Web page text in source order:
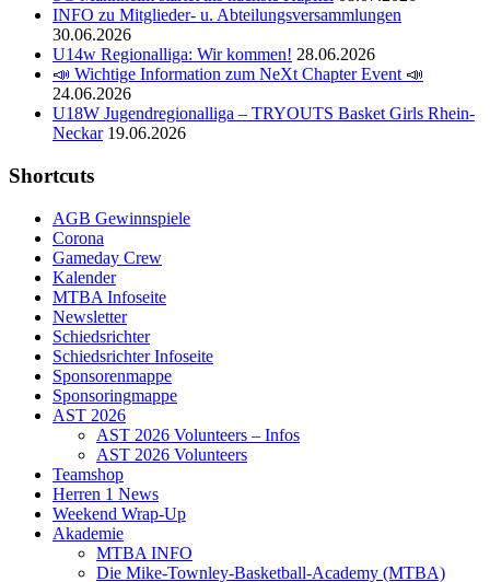
INFO zu Mitglieder- u. Abteilungsversammlungen
30.06.2026
U14w Regionalliga: Wir kommen! 28.06.2026
📣 Wichtige Information zum NeXt Chapter Event 📣
24.06.2026
U18W Jugendregionalliga – TRYOUTS Basket Girls Rhein-
Neckar 19.06.2026
Shortcuts
AGB Gewinnspiele
Corona
Gameday Crew
Kalender
MTBA Infoseite
Newsletter
Schiedsrichter
Schiedsrichter Infoseite
Sponsorenmappe
Sponsoringmappe
AST 2026
AST 2026 Volunteers – Infos
AST 2026 Volunteers
Teamshop
Herren 1 News
Weekend Wrap-Up
Akademie
MTBA INFO
Die Mike-Townley-Basketball-Academy (MTBA)